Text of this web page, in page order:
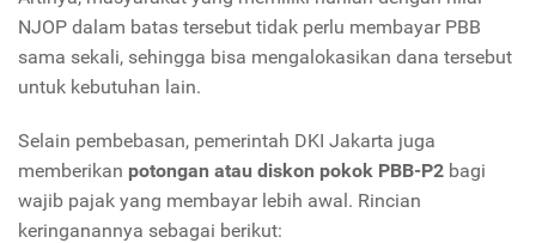
NJOP dalam batas tersebut tidak perlu membayar PBB
sama sekali, sehingga bisa mengalokasikan dana tersebut
untuk kebutuhan lain.
Selain pembebasan, pemerintah DKI Jakarta juga
memberikan potongan atau diskon pokok PBB-P2 bagi
wajib pajak yang membayar lebih awal. Rincian
keringanannya sebagai berikut: